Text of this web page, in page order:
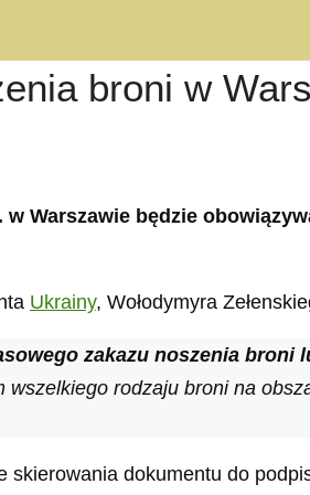
broni w
w Warszawie będzie
Ukrainy, Wołodymyra
zakazu noszenia broni
rodzaju broni na
skierowania dokumentu do